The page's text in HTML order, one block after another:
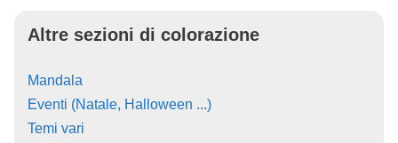
Altre sezioni di colorazione
Mandala
Eventi (Natale, Halloween ...)
Temi vari